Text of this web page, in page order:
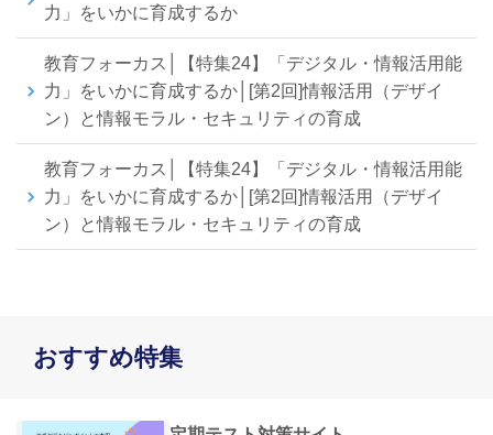
力」をいかに育成するか
教育フォーカス│【特集24】「デジタル・情報活用能
力」をいかに育成するか│[第2回]情報活用（デザイ
ン）と情報モラル・セキュリティの育成
教育フォーカス│【特集24】「デジタル・情報活用能
力」をいかに育成するか│[第2回]情報活用（デザイ
ン）と情報モラル・セキュリティの育成
おすすめ特集